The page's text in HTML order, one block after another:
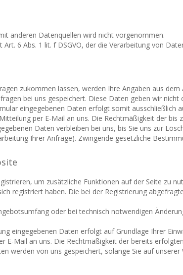
anderen Datenquellen wird nicht vorgenommen.
6 Abs. 1 lit. f DSGVO, der die Verarbeitung von
zukommen lassen, werden Ihre Angaben aus
bei uns gespeichert. Diese Daten geben wir nicht
eingegebenen Daten erfolgt somit ausschließlich
per E-Mail an uns. Die Rechtmäßigkeit der
Daten verbleiben bei uns, bis Sie uns zur
Ihrer Anfrage). Zwingende gesetzliche
um zusätzliche Funktionen auf der Seite zu
registriert haben. Die bei der Registrierung
oder bei technisch notwendigen
eingegebenen Daten erfolgt auf Grundlage Ihrer
E-Mail an uns. Die Rechtmäßigkeit der bereits
werden von uns gespeichert, solange Sie auf